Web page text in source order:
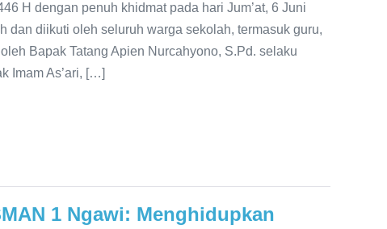
H dengan penuh khidmat pada hari Jum’at, 6 Juni
dan diikuti oleh seluruh warga sekolah, termasuk guru,
Bapak Tatang Apien Nurcahyono, S.Pd. selaku
Imam As’ari, […]
1 Ngawi: Menghidupkan